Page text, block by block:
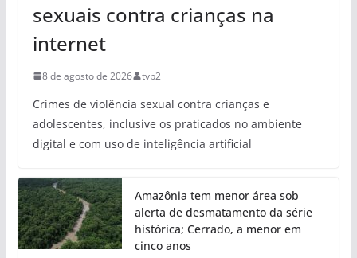
sexuais contra crianças na
internet
8 de agosto de 2026 tvp2
Crimes de violência sexual contra crianças e
adolescentes, inclusive os praticados no ambiente
digital e com uso de inteligência artificial
Amazônia tem menor área sob
alerta de desmatamento da série
histórica; Cerrado, a menor em
cinco anos